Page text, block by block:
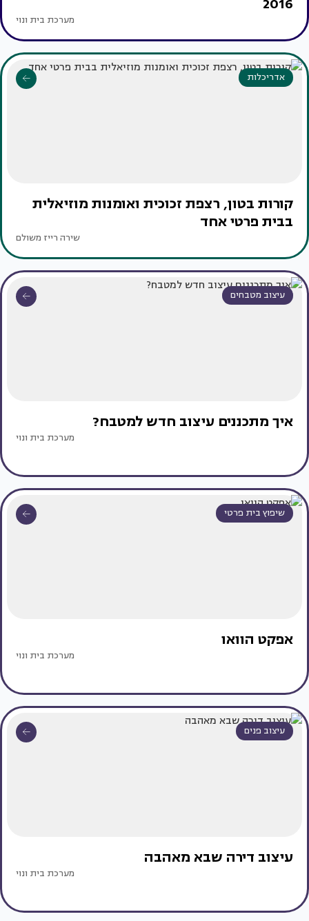
מערכת בית ונוי
אדריכלות
קורות בטון, רצפת זכוכית ואומנות מוזיאלית
בבית פרטי אחד
שירה רייז משולם
עיצוב מטבחים
איך מתכננים עיצוב חדש למטבח?
מערכת בית ונוי
שיפוץ בית פרטי
אפקט הוואו
מערכת בית ונוי
עיצוב פנים
עיצוב דירה שבא מאהבה
מערכת בית ונוי